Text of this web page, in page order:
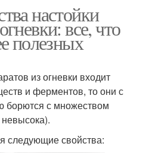
настойки
все, что
полезных
из огневки входит
и ферментов, то они с
борются с множеством
следующие свойства: